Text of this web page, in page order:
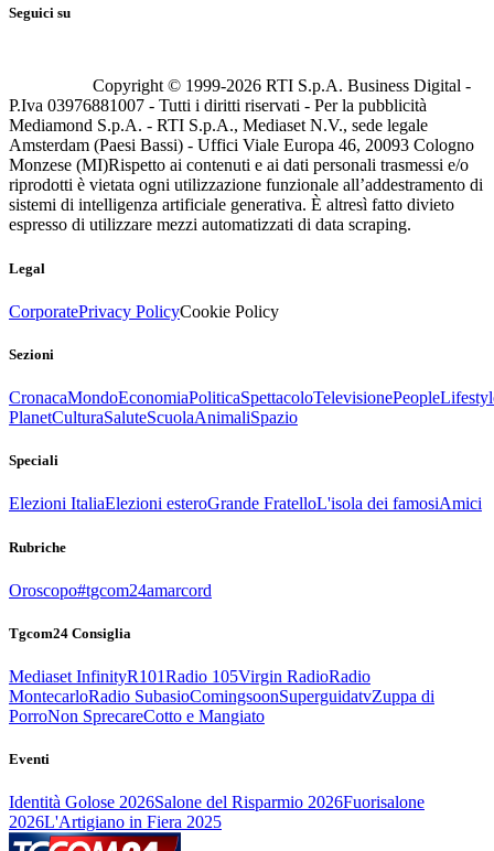
Seguici su
Copyright © 1999-2026 RTI S.p.A. Business Digital -
P.Iva 03976881007 - Tutti i diritti riservati - Per la pubblicità
Mediamond S.p.A. - RTI S.p.A., Mediaset N.V., sede legale
Amsterdam (Paesi Bassi) - Uffici Viale Europa 46, 20093 Cologno
Monzese (MI)Rispetto ai contenuti e ai dati personali trasmessi e/o
riprodotti è vietata ogni utilizzazione funzionale all’addestramento di
sistemi di intelligenza artificiale generativa. È altresì fatto divieto
espresso di utilizzare mezzi automatizzati di data scraping.
Legal
CorporatePrivacy PolicyCookie Policy
Sezioni
CronacaMondoEconomiaPoliticaSpettacoloTelevisionePeople
PlanetCulturaSaluteScuolaAnimaliSpazio
Speciali
Elezioni ItaliaElezioni esteroGrande FratelloL'isola dei famosiAmici
Rubriche
Oroscopo#tgcom24amarcord
Tgcom24 Consiglia
Mediaset InfinityR101Radio 105Virgin RadioRadio
MontecarloRadio SubasioComingsoonSuperguidatvZuppa di
PorroNon SprecareCotto e Mangiato
Eventi
Identità Golose 2026Salone del Risparmio 2026Fuorisalone
2026L'Artigiano in Fiera 2025